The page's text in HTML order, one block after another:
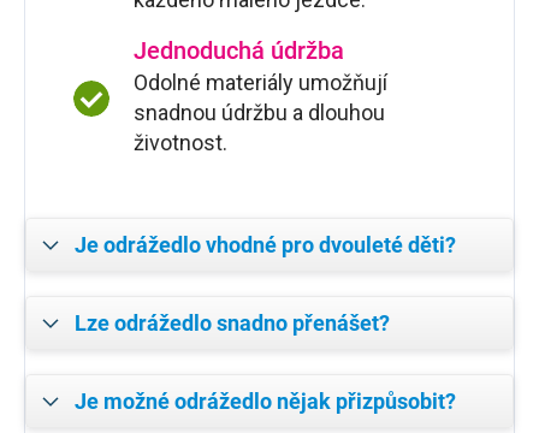
Jednoduchá údržba
Odolné materiály umožňují
snadnou údržbu a dlouhou
životnost.
Je odrážedlo vhodné pro dvouleté děti?
Lze odrážedlo snadno přenášet?
Je možné odrážedlo nějak přizpůsobit?